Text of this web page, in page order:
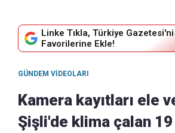
Linke Tıkla, Türkiye
Favorilerine Ekle!
GÜNDEM VIDEOLARI
Kamera kayıtları ele
Şişli'de klima çalan 19